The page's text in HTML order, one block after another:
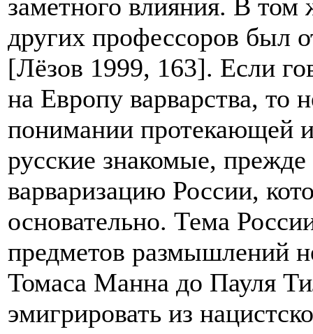
заметного влияния. В том
других профессоров был
[Лёзов 1999, 163]. Если
на Европу варварства, то
понимании протекающей
русские знакомые,
варваризацию России,
основательно. Тема
предметов размышлений
Томаса Манна до Пауля
эмигрировать из